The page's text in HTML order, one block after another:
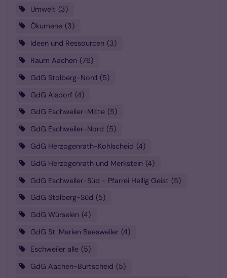
Umwelt 3
Ökumene
3
Ideen und Ressourcen 3
Raum Aachen 76
GdG Stolberg-Nord 5
GdG Alsdorf 4
GdG Eschweiler-Mitte
5
GdG Eschweiler-Nord 5
GdG Herzogenrath-Kohlscheid 4
GdG Herzogenrath und Merkstein 4
GdG Eschweiler-Süd - Pfarrei Heilig Geist 5
GdG Stolberg-Süd
5
GdG Würselen 4
GdG St. Marien Baesweiler 4
Eschweiler alle 5
GdG Aachen-Burtscheid 5